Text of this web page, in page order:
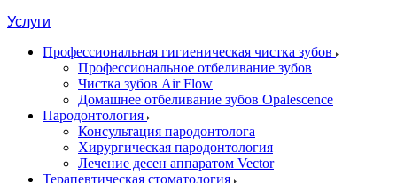
Услуги
Профессиональная гигиеническая чистка зубов
Профессиональное отбеливание зубов
Чистка зубов Air Flow
Домашнее отбеливание зубов Opalescence
Пародонтология
Консультация пародонтолога
Хирургическая пародонтология
Лечение десен аппаратом Vector
Терапевтическая стоматология